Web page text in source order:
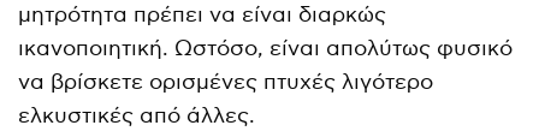
μητρότητα πρέπει να είναι διαρκώς
ικανοποιητική. Ωστόσο, είναι απολύτως φυσικό
να βρίσκετε ορισμένες πτυχές λιγότερο
ελκυστικές από άλλες.